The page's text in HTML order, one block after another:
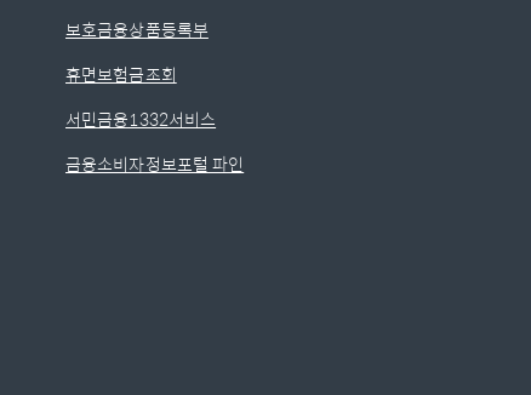
보호금융상품등록부
휴면보험금조회
서민금융1332서비스
금융소비자정보포털 파인